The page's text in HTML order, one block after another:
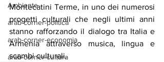
Ambiente
arab-corner-politica
arab-corner-economia
arab-corner-cultura
Montecatini Terme, in uno dei numerosi
progetti culturali che negli ultimi anni
stanno rafforzando il dialogo tra Italia e
Armenia attraverso musica, lingua e
scambi culturali.